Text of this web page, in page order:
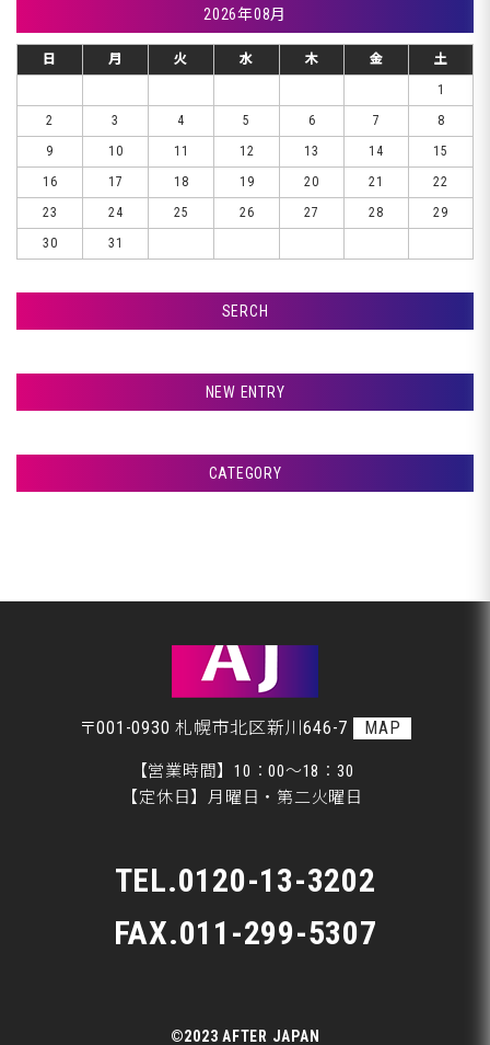
2026年08月
日 月 火 水 木 金
土
1
2
3 4 5 6 7
8
9
10 11 12 13 14
15
16
17 18 19 20 21
22
23
24 25 26 27 28
29
30
31
SERCH
NEW ENTRY
室蘭市Ｇ様ランクル、サフェーサー塗装です♪
室蘭市Ｇ様ランクル、裏面塗装です♪
CATEGORY
美装
〒001-0930 札幌市北区新川646-7 MAP
【営業時間】10：00～18：30
【定休日】月曜日・第二火曜日
TEL.0120-13-3202
FAX.011-299-5307
©2023 AFTER JAPAN